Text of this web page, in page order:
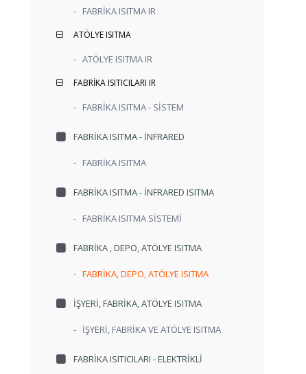
- FABRİKA ISITMA IR
ATÖLYE ISITMA
- ATÖLYE ISITMA IR
FABRİKA ISITICILARI IR
- FABRİKA ISITMA - SİSTEM
FABRİKA ISITMA - İNFRARED
- FABRİKA ISITMA
FABRİKA ISITMA - İNFRARED ISITMA
- FABRİKA ISITMA SİSTEMİ
FABRİKA , DEPO, ATÖLYE ISITMA
- FABRİKA, DEPO, ATÖLYE ISITMA
İŞYERİ, FABRİKA, ATÖLYE ISITMA
- İŞYERİ, FABRİKA VE ATÖLYE ISITMA
FABRİKA ISITICILARI - ELEKTRİKLİ